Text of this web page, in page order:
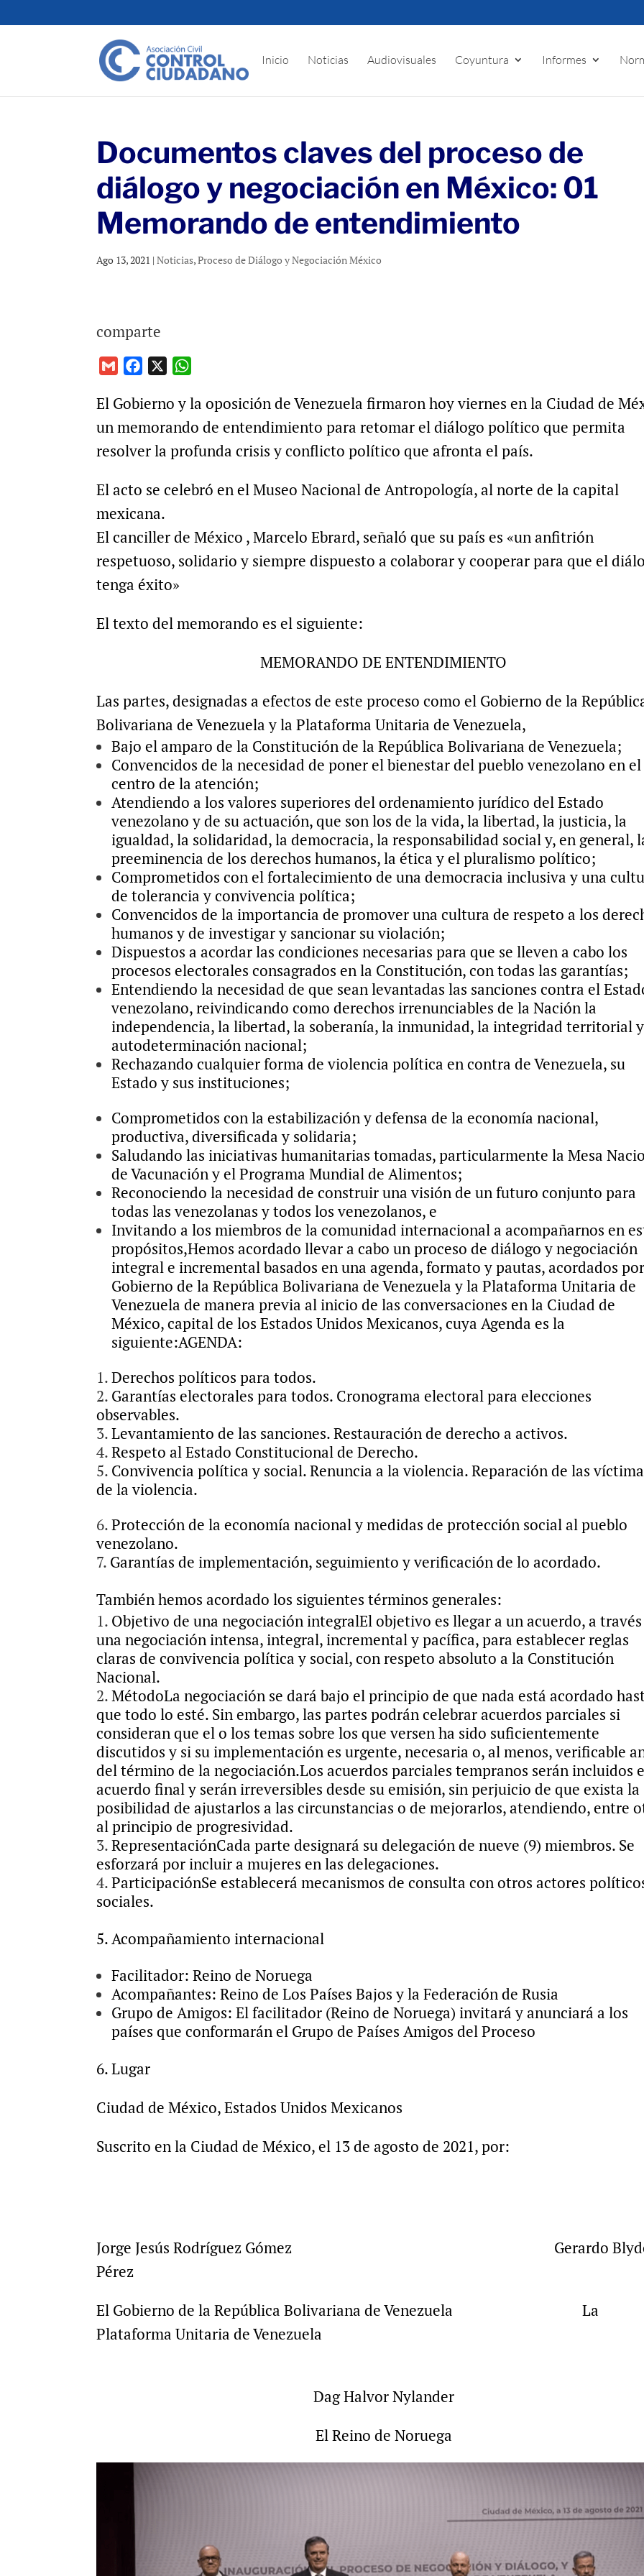
Inicio Noticias Audiovisuales Coyuntura Informes
Documentos claves del proceso de
diálogo y negociación en México: 01
Memorando de entendimiento
Ago 13, 2021 |Noticias,Proceso de Diálogo y Negociación México
comparte
G
a
i
c
e
o
k
a
t
A
p
El Gobierno y la oposición de Venezuela firmaron hoy viernes en la Ciudad de
un memorando de entendimiento para retomar el diálogo político que permita
resolver la profunda crisis y conflicto político que afronta el país.
El acto se celebró en el Museo Nacional de Antropología, al norte de la capital
mexicana.
El canciller de México , Marcelo Ebrard, señaló que su país es «un anfitrión
respetuoso, solidario y siempre dispuesto a colaborar y cooperar para que el
tenga éxito»
El texto del memorando es el siguiente:
MEMORANDO DE ENTENDIMIENTO
Las partes, designadas a efectos de este proceso como el Gobierno de la
Bolivariana de Venezuela y la Plataforma Unitaria de Venezuela,
Bajo el amparo de la Constitución de la República Bolivariana de Venezuela;
Convencidos de la necesidad de poner el bienestar del pueblo venezolano en el
centro de la atención;
Atendiendo a los valores superiores del ordenamiento jurídico del Estado
venezolano y de su actuación, que son los de la vida, la libertad, la justicia, la
igualdad, la solidaridad, la democracia, la responsabilidad social y, en general,
preeminencia de los derechos humanos, la ética y el pluralismo político;
Comprometidos con el fortalecimiento de una democracia inclusiva y una
de tolerancia y convivencia política;
Convencidos de la importancia de promover una cultura de respeto a los
humanos y de investigar y sancionar su violación;
Dispuestos a acordar las condiciones necesarias para que se lleven a cabo los
procesos electorales consagrados en la Constitución, con todas las garantías;
Entendiendo la necesidad de que sean levantadas las sanciones contra el
venezolano, reivindicando como derechos irrenunciables de la Nación la
independencia, la libertad, la soberanía, la inmunidad, la integridad territorial
autodeterminación nacional;
Rechazando cualquier forma de violencia política en contra de Venezuela, su
Estado y sus instituciones;
Comprometidos con la estabilización y defensa de la economía nacional,
productiva, diversificada y solidaria;
Saludando las iniciativas humanitarias tomadas, particularmente la Mesa
de Vacunación y el Programa Mundial de Alimentos;
Reconociendo la necesidad de construir una visión de un futuro conjunto para
todas las venezolanas y todos los venezolanos, e
Invitando a los miembros de la comunidad internacional a acompañarnos en
propósitos,Hemos acordado llevar a cabo un proceso de diálogo y negociación
integral e incremental basados en una agenda, formato y pautas, acordados
Gobierno de la República Bolivariana de Venezuela y la Plataforma Unitaria de
Venezuela de manera previa al inicio de las conversaciones en la Ciudad de
México, capital de los Estados Unidos Mexicanos, cuya Agenda es la
siguiente:AGENDA:
Derechos políticos para todos.
Garantías electorales para todos. Cronograma electoral para elecciones
observables.
Levantamiento de las sanciones. Restauración de derecho a activos.
Respeto al Estado Constitucional de Derecho.
Convivencia política y social. Renuncia a la violencia. Reparación de las
de la violencia.
Protección de la economía nacional y medidas de protección social al pueblo
venezolano.
Garantías de implementación, seguimiento y verificación de lo acordado.
También hemos acordado los siguientes términos generales:
Objetivo de una negociación integralEl objetivo es llegar a un acuerdo, a
una negociación intensa, integral, incremental y pacífica, para establecer reglas
claras de convivencia política y social, con respeto absoluto a la Constitución
Nacional.
MétodoLa negociación se dará bajo el principio de que nada está acordado
que todo lo esté. Sin embargo, las partes podrán celebrar acuerdos parciales si
consideran que el o los temas sobre los que versen ha sido suficientemente
discutidos y si su implementación es urgente, necesaria o, al menos, verificable
del término de la negociación.Los acuerdos parciales tempranos serán incluidos
acuerdo final y serán irreversibles desde su emisión, sin perjuicio de que exista la
posibilidad de ajustarlos a las circunstancias o de mejorarlos, atendiendo, entre
al principio de progresividad.
RepresentaciónCada parte designará su delegación de nueve (9) miembros. Se
esforzará por incluir a mujeres en las delegaciones.
ParticipaciónSe establecerá mecanismos de consulta con otros actores
sociales.
5. Acompañamiento internacional
Facilitador: Reino de Noruega
Acompañantes: Reino de Los Países Bajos y la Federación de Rusia
Grupo de Amigos: El facilitador (Reino de Noruega) invitará y anunciará a los
países que conformarán el Grupo de Países Amigos del Proceso
6. Lugar
Ciudad de México, Estados Unidos Mexicanos
Suscrito en la Ciudad de México, el 13 de agosto de 2021, por:
Jorge Jesús Rodríguez Gómez Gerardo
Pérez
El Gobierno de la República Bolivariana de Venezuela La
Plataforma Unitaria de Venezuela
Dag Halvor Nylander
El Reino de Noruega